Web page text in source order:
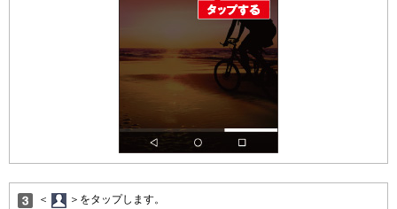
＜ ＞をタップします。